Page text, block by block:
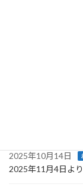
2025年10月14日
2025年11月4日よ